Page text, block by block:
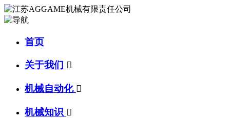
首页
关于我们 
机械自动化 
机械知识 